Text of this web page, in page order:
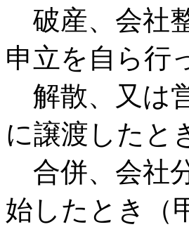
破産、会社
申立を自ら行
解散、又は
に譲渡したと
合併、会社
始したとき（